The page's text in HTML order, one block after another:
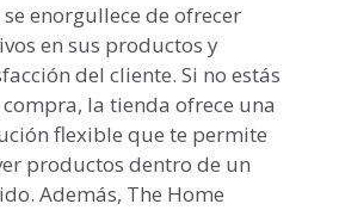
enorgullece de ofrecer
en sus productos y
del cliente. Si no estás
la tienda ofrece una
flexible que te permite
productos dentro de un
Además, The Home